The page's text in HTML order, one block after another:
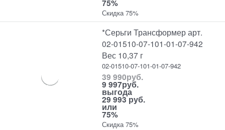
75%
Скидка 75%
*Серьги Трансформер арт.
02-01510-07-101-01-07-942
Вес 10,37 г
02-01510-07-101-01-07-942
39 990руб.
9 997руб.
выгода
29 993 руб.
или
75%
Скидка 75%